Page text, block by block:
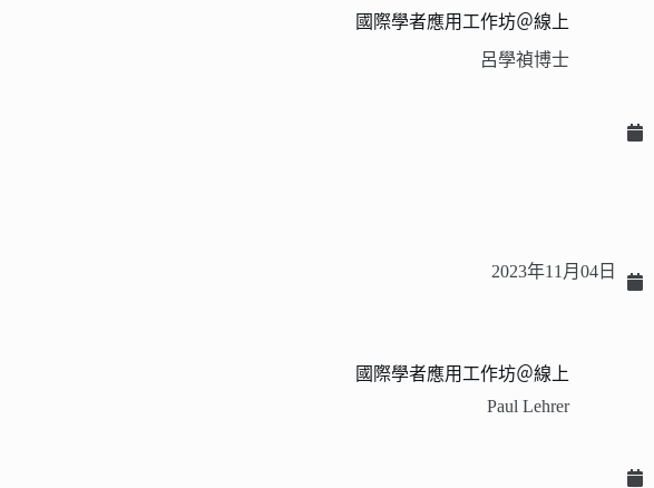
國際學者應用工作坊＠線上
呂學禎博士
2023年11月04日
國際學者應用工作坊＠線上
Paul Lehrer